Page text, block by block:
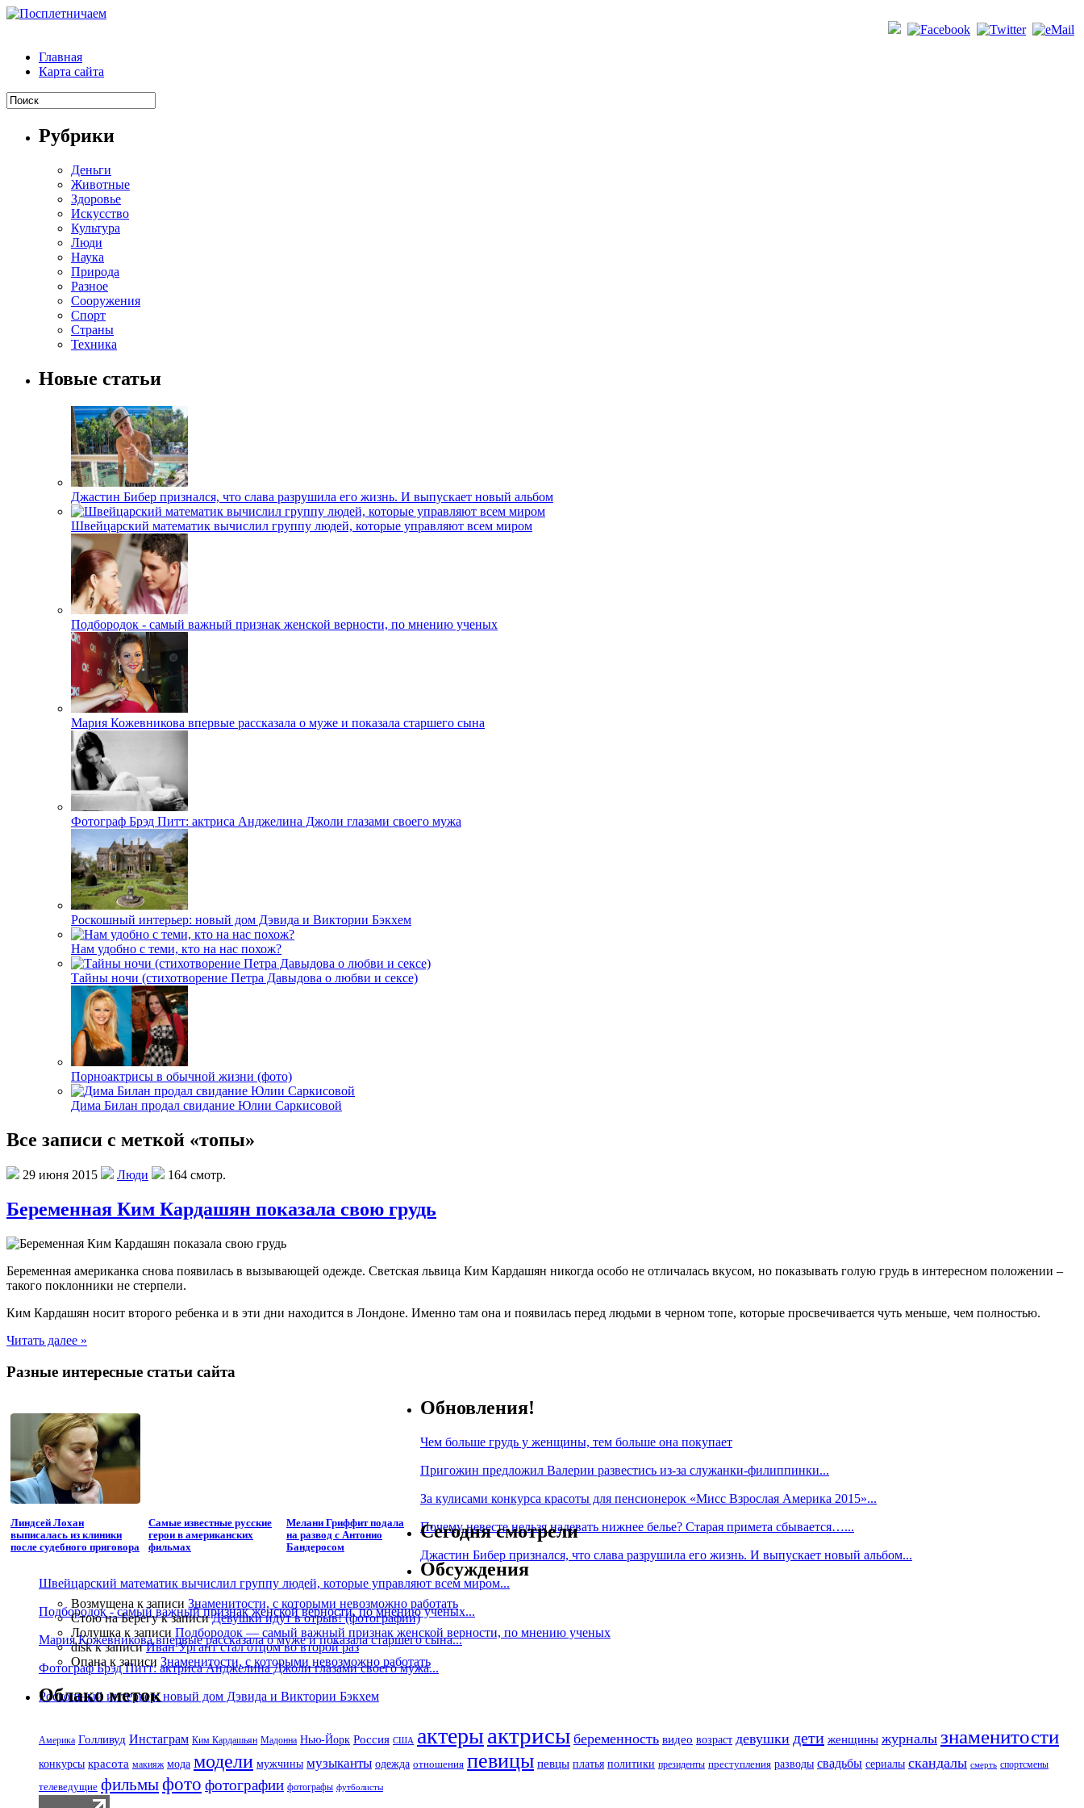
Главная
Карта сайта
Рубрики
Деньги
Животные
Здоровье
Искусство
Культура
Люди
Наука
Природа
Разное
Сооружения
Спорт
Страны
Техника
Новые статьи
Джастин Бибер признался, что слава разрушила его жизнь. И выпускает новый альбом
Швейцарский математик вычислил группу людей, которые управляют всем миром
Подбородок - самый важный признак женской верности, по мнению ученых
Мария Кожевникова впервые рассказала о муже и показала старшего сына
Фотограф Брэд Питт: актриса Анджелина Джоли глазами своего мужа
Роскошный интерьер: новый дом Дэвида и Виктории Бэкхем
Нам удобно с теми, кто на нас похож?
Тайны ночи (стихотворение Петра Давыдова о любви и сексе)
Порноактрисы в обычной жизни (фото)
Дима Билан продал свидание Юлии Саркисовой
Все записи с меткой «топы»
29 июня 2015 Люди 164 смотр.
Беременная Ким Кардашян показала свою грудь
Беременная американка снова появилась в вызывающей одежде. Светская львица Ким Кардашян никогда особо не отличалась вкусом, но показывать голую грудь в интересном положении –
такого поклонники не стерпели.
Ким Кардашян носит второго ребенка и в эти дни находится в Лондоне. Именно там она и появилась перед людьми в черном топе, которые просвечивается чуть меньше, чем полностью.
Читать далее »
Разные интересные статьи сайта
Линдсей Лохан
выписалась из клиники
после судебного приговора
Самые известные русские
герои в американских
фильмах
Мелани Гриффит подала
на развод с Антонио
Бандеросом
Обновления!
Чем больше грудь у женщины, тем больше она покупает
Пригожин предложил Валерии развестись из-за служанки-филиппинки...
За кулисами конкурса красоты для пенсионерок «Мисс Взрослая Америка 2015»...
Почему невесте нельзя надевать нижнее белье? Старая примета сбывается…...
Джастин Бибер признался, что слава разрушила его жизнь. И выпускает новый альбом...
Швейцарский математик вычислил группу людей, которые управляют всем миром...
Подбородок - самый важный признак женской верности, по мнению ученых...
Мария Кожевникова впервые рассказала о муже и показала старшего сына...
Фотограф Брэд Питт: актриса Анджелина Джоли глазами своего мужа...
Роскошный интерьер: новый дом Дэвида и Виктории Бэкхем
Сегодня смотрели
Обсуждения
Возмущена к записи Знаменитости, с которыми невозможно работать
Стою на Берегук записиДевушки идут в отрыв! (фотографии)
Лолушка к записи Подбородок — самый важный признак женской верности, по мнению ученых
diskк записиИван Ургант стал отцом во второй раз
Опана к записи Знаменитости, с которыми невозможно работать
Облако меток
Америка Голливуд Инстаграм Ким Кардашьян Мадонна Нью-Йорк Россия США актерыактрисы беременность видео возраст девушки дети женщины журналы знаменитости
конкурсы красота макияж мода модели мужчины музыканты одежда отношения певицы певцы платья политики президенты преступления разводы свадьбы сериалы скандалы смерть спортсмены
телеведущие фильмыфото фотографии фотографы футболисты